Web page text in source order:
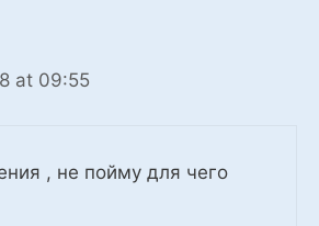
at 09:55
, не пойму для чего